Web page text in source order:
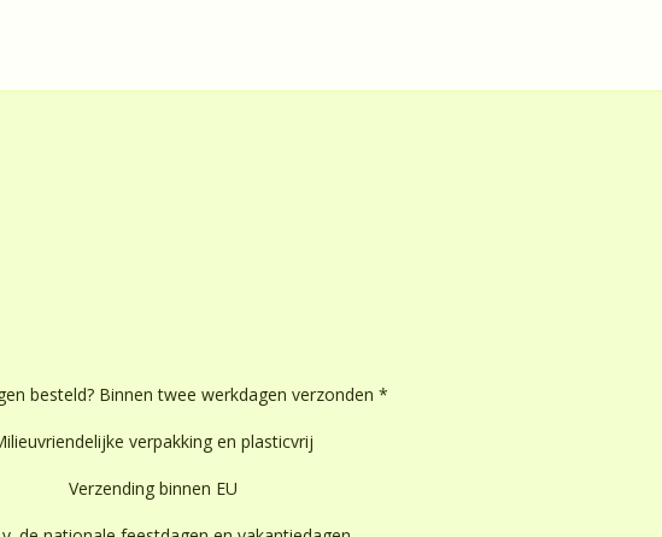
besteld? Binnen twee werkdagen verzonden *
verpakking en plasticvrij
Verzending binnen EU